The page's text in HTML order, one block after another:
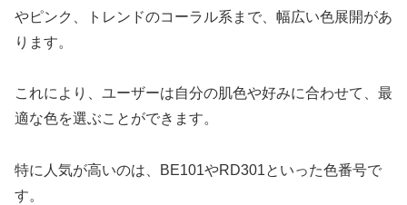
やピンク、トレンドのコーラル系まで、幅広い色展開があ
ります。
これにより、ユーザーは自分の肌色や好みに合わせて、最
適な色を選ぶことができます。
特に人気が高いのは、BE101やRD301といった色番号で
す。